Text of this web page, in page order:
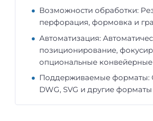
Возможности обработки:
перфорация, формовка и
Автоматизация:
позиционирование,
опциональные
Поддерживаемые форматы:
DWG, SVG и другие